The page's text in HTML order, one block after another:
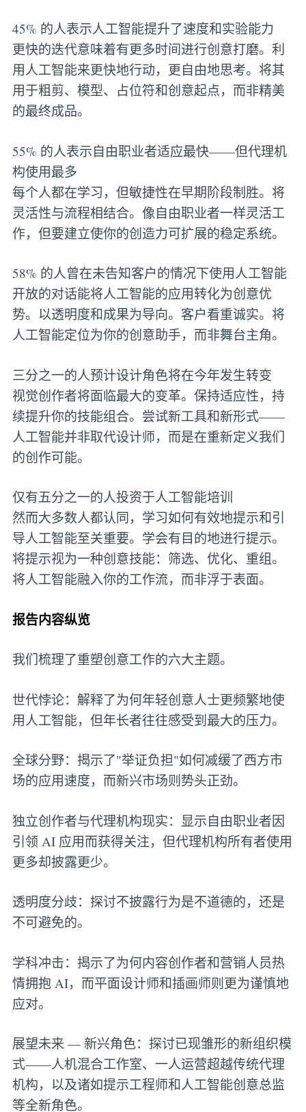
45% 的人表示人工智能提升了速度和实验能力
更快的迭代意味着有更多时间进行创意打磨。利
用人工智能来更快地行动，更自由地思考。将其
用于粗剪、模型、占位符和创意起点，而非精美
的最终成品。
55% 的人表示自由职业者适应最快——但代理机
构使用最多
每个人都在学习，但敏捷性在早期阶段制胜。将
灵活性与流程相结合。像自由职业者一样灵活工
作，但要建立使你的创造力可扩展的稳定系统。
58% 的人曾在未告知客户的情况下使用人工智能
开放的对话能将人工智能的应用转化为创意优
势。以透明度和成果为导向。客户看重诚实。将
人工智能定位为你的创意助手，而非舞台主角。
三分之一的人预计设计角色将在今年发生转变
视觉创作者将面临最大的变革。保持适应性，持
续提升你的技能组合。尝试新工具和新形式——
人工智能并非取代设计师，而是在重新定义我们
的创作可能。
仅有五分之一的人投资于人工智能培训
然而大多数人都认同，学习如何有效地提示和引
导人工智能至关重要。学会有目的地进行提示。
将提示视为一种创意技能：筛选、优化、重组。
将人工智能融入你的工作流，而非浮于表面。
报告内容纵览
我们梳理了重塑创意工作的六大主题。
世代悖论：解释了为何年轻创意人士更频繁地使
用人工智能，但年长者往往感受到最大的压力。
全球分野：揭示了"举证负担"如何减缓了西方市
场的应用速度，而新兴市场则势头正劲。
独立创作者与代理机构现实：显示自由职业者因
引领 AI 应用而获得关注，但代理机构所有者使用
更多却披露更少。
透明度分歧：探讨不披露行为是不道德的，还是
不可避免的。
学科冲击：揭示了为何内容创作者和营销人员热
情拥抱 AI，而平面设计师和插画师则更为谨慎地
应对。
展望未来 — 新兴角色：探讨已现雏形的新组织模
式——人机混合工作室、一人运营超越传统代理
机构，以及诸如提示工程师和人工智能创意总监
等全新角色。